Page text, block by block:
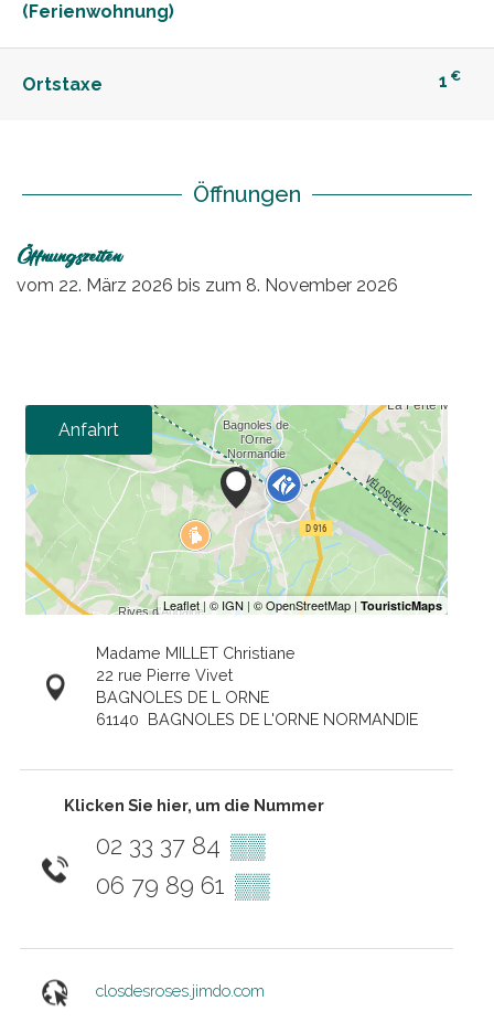
(Ferienwohnung)
Ortstaxe 1 €
Öffnungen
Öffnungszeiten
vom 22. März 2026 bis zum 8. November 2026
Anfahrt
Madame MILLET Christiane
22 rue Pierre Vivet
BAGNOLES DE L ORNE
61140 BAGNOLES DE L'ORNE NORMANDIE
Klicken Sie hier, um die Nummer
02 33 37 84 ▒▒
06 79 89 61 ▒▒
closdesroses.jimdo.com